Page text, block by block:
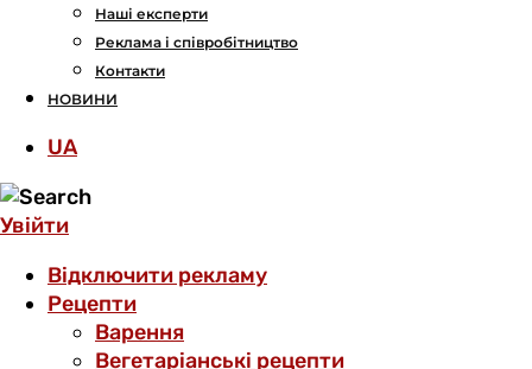
Наші експерти
Реклама і співробітництво
Контакти
НОВИНИ
UA
Увійти
Відключити рекламу
Рецепти
Варення
Вегетаріанські рецепти